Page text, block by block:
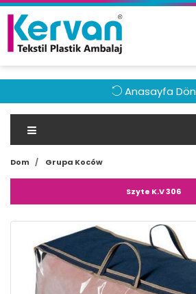
Anasayfa Dön
Dom Grupa Koców
Szyte K.V 306